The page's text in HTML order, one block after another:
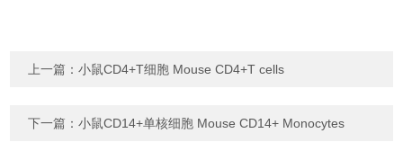
上一篇：小鼠CD4+T细胞 Mouse CD4+T cells
下一篇：小鼠CD14+单核细胞 Mouse CD14+ Monocytes